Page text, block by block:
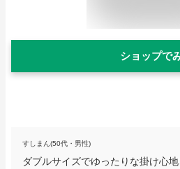
ショップで
すしまん(50代・男性)
ダブルサイズでゆったりな掛け心